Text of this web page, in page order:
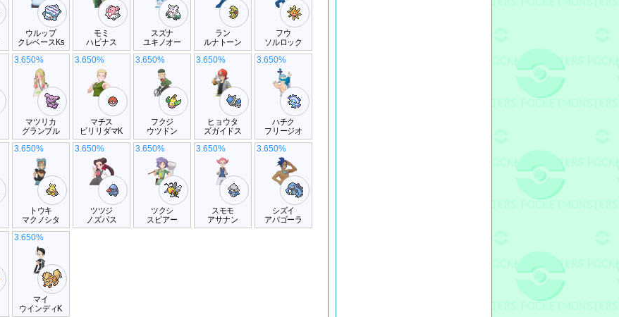
ウルップ
クレベースKs
モミ
ハピナス
スズナ
ユキノオー
ラン
ルナトーン
フウ
ソルロック
マツリカ
グランブル
3.650%
マチス
ビリリダマK
3.650%
フクジ
ウツドン
3.650%
ヒョウタ
ズガイドス
3.650%
ハチク
フリージオ
3.650%
トウキ
マクノシタ
3.650%
ツツジ
ノズパス
3.650%
ツクシ
スピアー
3.650%
スモモ
アサナン
3.650%
シズイ
アバゴーラ
3.650%
マイ
ウインディK
3.650%